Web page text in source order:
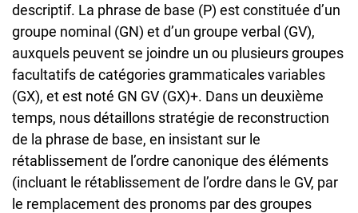
descriptif. La phrase de base (P) est constituée d’un
groupe nominal (GN) et d’un groupe verbal (GV),
auxquels peuvent se joindre un ou plusieurs groupes
facultatifs de catégories grammaticales variables
(GX), et est noté GN GV (GX)+. Dans un deuxième
temps, nous détaillons stratégie de reconstruction
de la phrase de base, en insistant sur le
rétablissement de l’ordre canonique des éléments
(incluant le rétablissement de l’ordre dans le GV, par
le remplacement des pronoms par des groupes